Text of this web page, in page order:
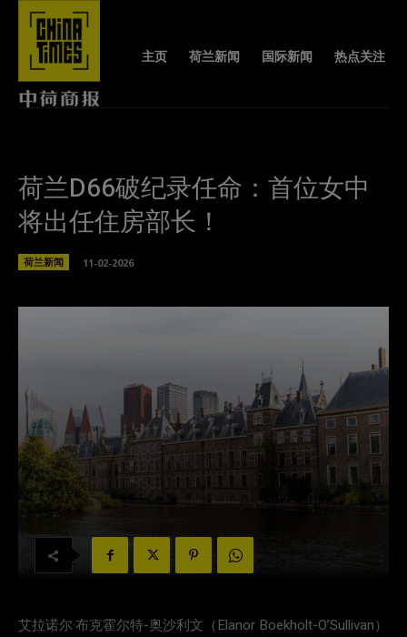
主页 荷兰新闻 国际新闻 热点关注
荷兰D66破纪录任命：首位女中
将出任住房部长！
荷兰新闻 11-02-2026
艾拉诺尔·布克霍尔特-奥沙利文（Elanor Boekholt-O’Sullivan）